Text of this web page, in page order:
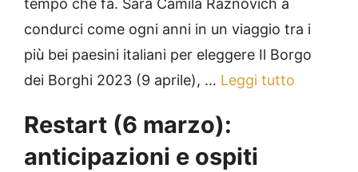
tempo che fa. Sarà Camila Raznovich a
condurci come ogni anni in un viaggio tra i
più bei paesini italiani per eleggere Il Borgo
dei Borghi 2023 (9 aprile), … Leggi tutto
Restart (6 marzo):
anticipazioni e ospiti